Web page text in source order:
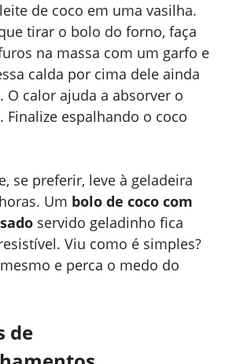
de coco em uma vasilha.
tirar o bolo do forno, faça
na massa com um garfo e
calda por cima dele ainda
O calor ajuda a absorver o
Finalize espalhando o coco
se preferir, leve à geladeira
Um bolo de coco com
servido geladinho fica
Viu como é simples?
e perca o medo do
de